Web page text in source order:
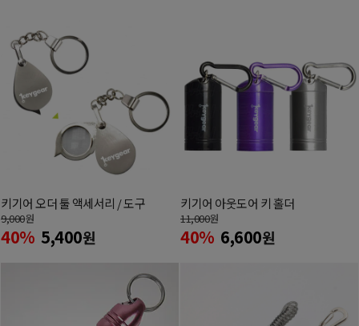
키기어 오더 툴 액세서리 / 도구
9,000원
40% 5,400원
키기어 아웃도어 키 홀더
11,000원
40% 6,600원